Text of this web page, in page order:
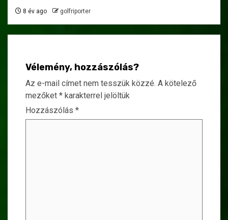
8 év ago golfriporter
Vélemény, hozzászólás?
Az e-mail címet nem tesszük közzé. A kötelező
mezőket * karakterrel jelöltük
Hozzászólás *